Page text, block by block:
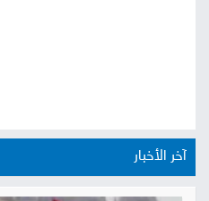
آخر الأخبار